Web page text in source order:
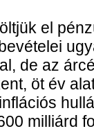
el
de az
öt év
milliárd